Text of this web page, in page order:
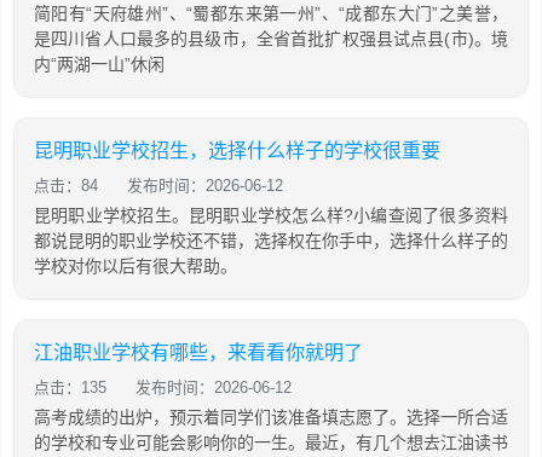
简阳有“天府雄州”、“蜀都东来第一州”、“成都东大门”之美誉，
是四川省人口最多的县级市，全省首批扩权强县试点县(市)。境
内“两湖一山”休闲
昆明职业学校招生，选择什么样子的学校很重要
点击：84 发布时间：2026-06-12
昆明职业学校招生。昆明职业学校怎么样?小编查阅了很多资料
都说昆明的职业学校还不错，选择权在你手中，选择什么样子的
学校对你以后有很大帮助。
江油职业学校有哪些，来看看你就明了
点击：135 发布时间：2026-06-12
高考成绩的出炉，预示着同学们该准备填志愿了。选择一所合适
的学校和专业可能会影响你的一生。最近，有几个想去江油读书